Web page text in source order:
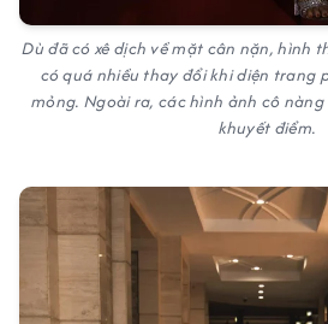
Dù đã có xê dịch về mặt cân nặn, hình
có quá nhiều thay đổi khi diện trang
mỏng. Ngoài ra, các hình ảnh cô
khuyết điểm.